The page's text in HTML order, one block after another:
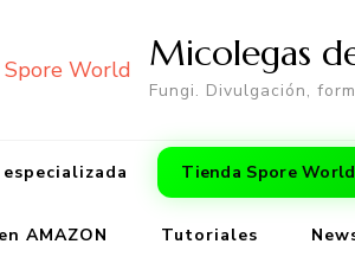
Micolegas
Fungi. Divulgación,
Tienda Spore
AMAZON Tutoriales